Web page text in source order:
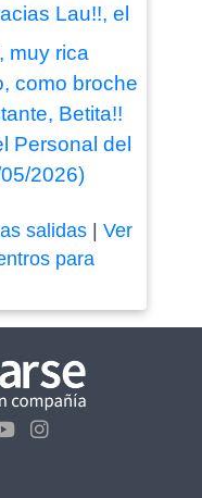
Lau!!, el
muy rica
como broche
Betita!!
Personal del
2026)
salidas| Ver
para